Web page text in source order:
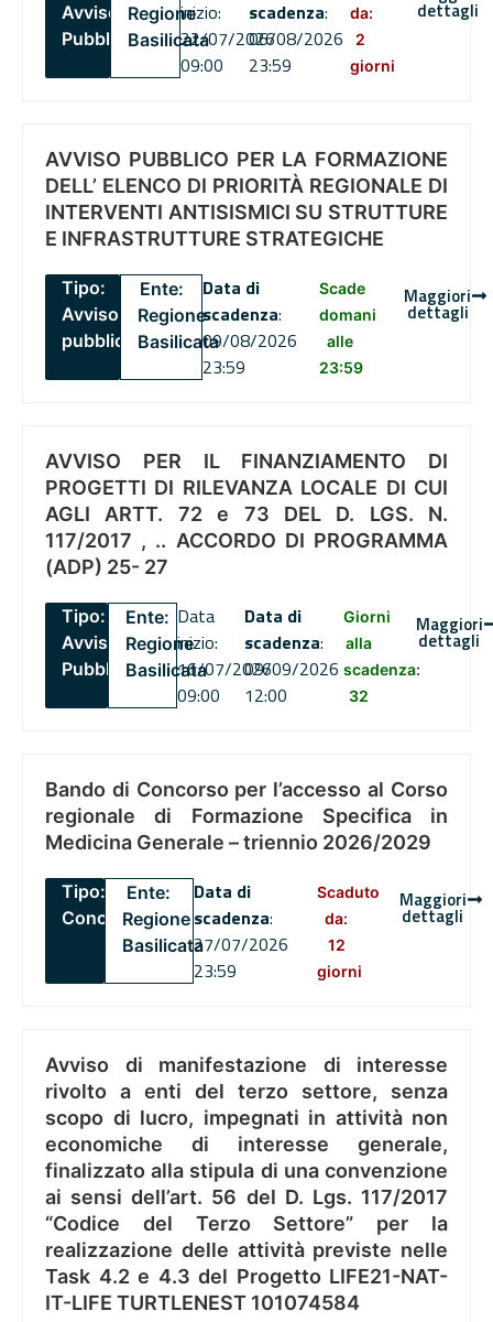
Avviso
Pubblico
Regione
Basilicata
inizio:
22/07/2026
09:00
scadenza:
06/08/2026
23:59
da:
2
giorni
dettagli
AVVISO PUBBLICO PER LA FORMAZIONE
DELL’ ELENCO DI PRIORITÀ REGIONALE DI
INTERVENTI ANTISISMICI SU STRUTTURE
E INFRASTRUTTURE STRATEGICHE
Tipo:
Avviso
pubblico
Ente:
Regione
Basilicata
Data di
scadenza:
09/08/2026
23:59
Scade
domani
alle
23:59
Maggiori
dettagli
AVVISO PER IL FINANZIAMENTO DI
PROGETTI DI RILEVANZA LOCALE DI CUI
AGLI ARTT. 72 e 73 DEL D. LGS. N.
117/2017 , .. ACCORDO DI PROGRAMMA
(ADP) 25- 27
Tipo:
Avviso
Pubblico
Ente:
Regione
Basilicata
Data
inizio:
16/07/2026
09:00
Data di
scadenza:
09/09/2026
12:00
Giorni
alla
scadenza:
32
Maggiori
dettagli
Bando di Concorso per l’accesso al Corso
regionale di Formazione Specifica in
Medicina Generale – triennio 2026/2029
Tipo:
Concorsi
Ente:
Regione
Basilicata
Data di
scadenza:
27/07/2026
23:59
Scaduto
da:
12
giorni
Maggiori
dettagli
Avviso di manifestazione di interesse
rivolto a enti del terzo settore, senza
scopo di lucro, impegnati in attività non
economiche di interesse generale,
finalizzato alla stipula di una convenzione
ai sensi dell’art. 56 del D. Lgs. 117/2017
“Codice del Terzo Settore” per la
realizzazione delle attività previste nelle
Task 4.2 e 4.3 del Progetto LIFE21-NAT-
IT-LIFE TURTLENEST 101074584